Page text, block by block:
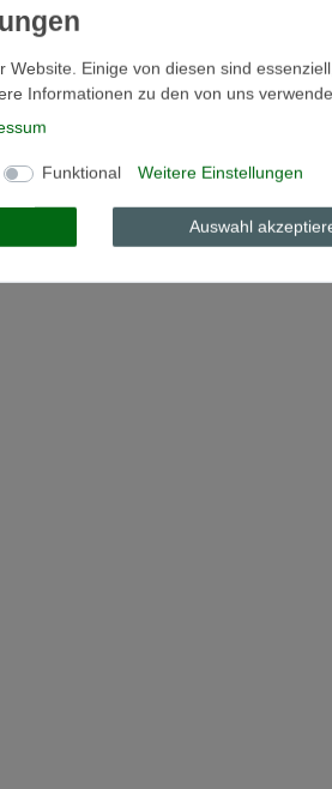
Website. Einige von diesen sind
Informationen zu den von uns
Funktional Weitere Einstellungen
Auswahl